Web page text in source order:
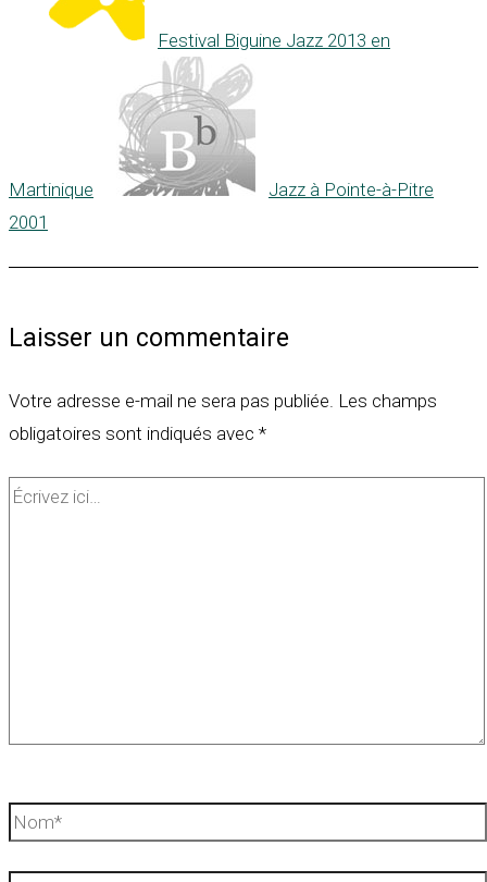
Festival Biguine Jazz 2013 en
Martinique
Jazz à Pointe-à-Pitre
2001
Laisser un commentaire
Votre adresse e-mail ne sera pas publiée. Les champs
obligatoires sont indiqués avec *
Écrivez
Nom*